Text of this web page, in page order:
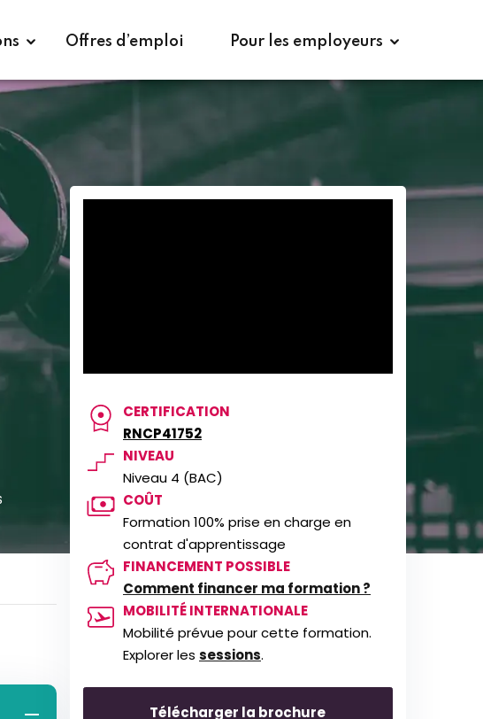
Offres d’emploi Pour les employeurs
CERTIFICATION
RNCP41752
NIVEAU
Niveau 4 (BAC)
COÛT
Formation 100% prise en charge en
contrat d'apprentissage
FINANCEMENT POSSIBLE
Comment financer ma formation ?
MOBILITÉ INTERNATIONALE
Mobilité prévue pour cette formation.
Explorer les sessions.
Télécharger la brochure
Télécharger la brochure Candidater à la formation